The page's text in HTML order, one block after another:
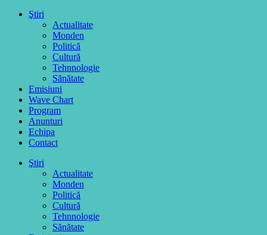
Ştiri
Actualitate
Monden
Politică
Cultură
Tehnnologie
Sănătate
Emisiuni
Wave Chart
Program
Anunturi
Echipa
Contact
Ştiri
Actualitate
Monden
Politică
Cultură
Tehnnologie
Sănătate